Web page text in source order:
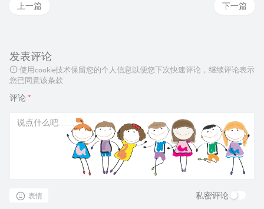
下一篇
上一篇
发表评论
使用cookie技术保留您的个人信息以便您下次快速评论，继续评论表示
您已同意该条款
评论 *
表情 私密评论